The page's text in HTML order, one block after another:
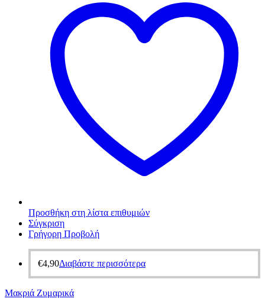
Προσθήκη στη λίστα επιθυμιών
Σύγκριση
Γρήγορη Προβολή
€4,90Διαβάστε περισσότερα
Μακριά Ζυμαρικά